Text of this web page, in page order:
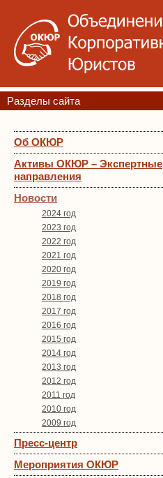
Разделы сайта
Об ОКЮР
Активы ОКЮР – Экспертные
направления
Новости
2024 год
2023 год
2022 год
2021 год
2020 год
2019 год
2018 год
2017 год
2016 год
2015 год
2014 год
2013 год
2012 год
2011 год
2010 год
2009 год
Пресс-центр
Мероприятия ОКЮР